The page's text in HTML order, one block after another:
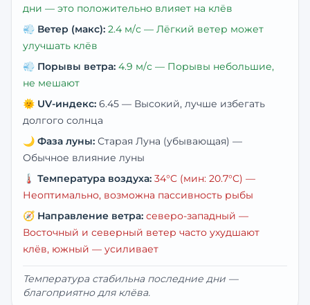
дни — это положительно влияет на клёв
💨 Ветер (макс): 2.4 м/с — Лёгкий ветер может
улучшать клёв
💨 Порывы ветра: 4.9 м/с — Порывы небольшие,
не мешают
🌞 UV-индекс: 6.45 — Высокий, лучше избегать
долгого солнца
🌙 Фаза луны: Старая Луна (убывающая) —
Обычное влияние луны
🌡️ Температура воздуха: 34°C (мин: 20.7°C) —
Неоптимально, возможна пассивность рыбы
🧭 Направление ветра: северо-западный —
Восточный и северный ветер часто ухудшают
клёв, южный — усиливает
Температура стабильна последние дни —
благоприятно для клёва.